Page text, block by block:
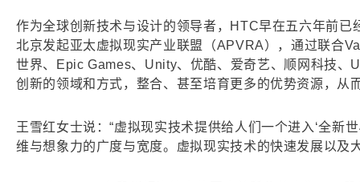
作为全球创新技术与设计的领导者，HTC早在五六年前
北京发起亚太虚拟现实产业联盟（APVRA），通过联合
世界、Epic Games、Unity、优酷、爱奇艺、顺网科技、
创新的领域和方式，整合、甚至培育更多的优势资源，
王雪红女士说：“虚拟现实技术提供给人们一个进入‘全新
维与想象力的广度与宽度。虚拟现实技术的快速发展以及